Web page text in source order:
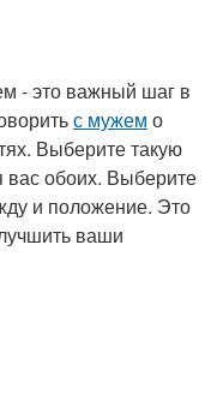
- это важный шаг в
с мужем о
Выберите такую
вас обоих. Выберите
и положение. Это
ваши